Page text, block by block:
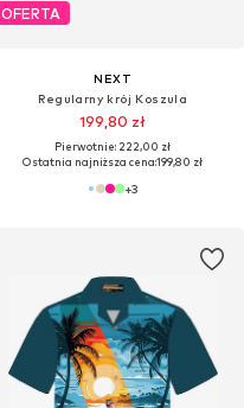
OFERTA
NEXT
Regularny krój Koszula
199,80 zł
Pierwotnie: 222,00 zł
Ostatnia najniższa cena:199,80 zł
+3